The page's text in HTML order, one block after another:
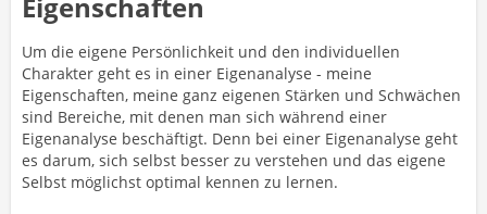
Um die eigene Persönlichkeit und den individuellen
Charakter geht es in einer Eigenanalyse - meine
Eigenschaften, meine ganz eigenen Stärken und Schwächen
sind Bereiche, mit denen man sich während einer
Eigenanalyse beschäftigt. Denn bei einer Eigenanalyse geht
es darum, sich selbst besser zu verstehen und das eigene
Selbst möglichst optimal kennen zu lernen.